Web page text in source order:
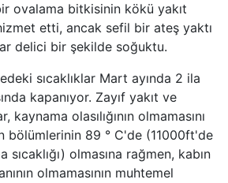
ovalama bitkisinin kökü yakıt
etti, ancak sefil bir ateş yaktı
delici bir şekilde soğuktu.
sıcaklıklar Mart ayında 2 ila
kapanıyor. Zayıf yakıt ve
kaynama olasılığının olmamasını
bölümlerinin 89 ° C'de (11000ft'de
sıcaklığı) olmasına rağmen, kabın
olmamasının muhtemel